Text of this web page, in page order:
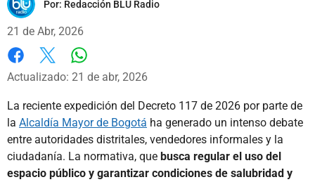
Por: Redacción BLU Radio
21 de Abr, 2026
Facebook
X
Actualizado: 21 de abr, 2026
La reciente expedición del Decreto 117 de 2026 por parte de
la Alcaldía Mayor de Bogotá ha generado un intenso debate
entre autoridades distritales, vendedores informales y la
ciudadanía. La normativa, que busca regular el uso del
espacio público y garantizar condiciones de salubridad y